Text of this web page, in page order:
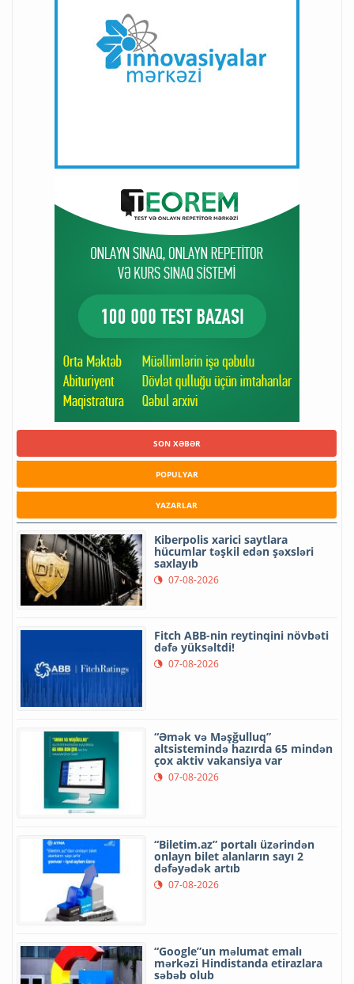
SON XƏBƏR
POPULYAR
YAZARLAR
Kiberpolis xarici saytlara
hücumlar təşkil edən şəxsləri
saxlayıb
07-08-2026
Fitch ABB-nin reytinqini növbəti
dəfə yüksəltdi!
07-08-2026
“Əmək və Məşğulluq”
altsistemində hazırda 65 mindən
çox aktiv vakansiya var
07-08-2026
“Biletim.az” portalı üzərindən
onlayn bilet alanların sayı 2
dəfəyədək artıb
07-08-2026
“Google”un məlumat emalı
mərkəzi Hindistanda etirazlara
səbəb olub